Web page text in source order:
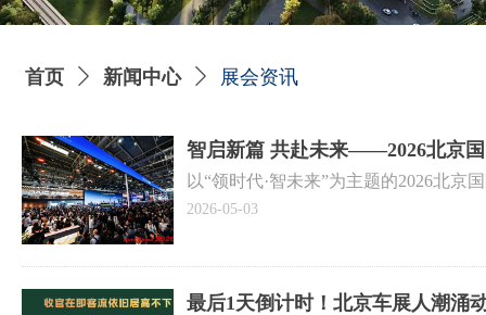
首页 ꄲ 新闻中心 ꄲ 展会资讯
智启新篇 共赴未来——2026北京
以“领时代·智未来”为主题的2026北京
北京中国国际展览中心（顺义馆）、
2026-05-03
最后1天倒计时！北京车展人潮涌